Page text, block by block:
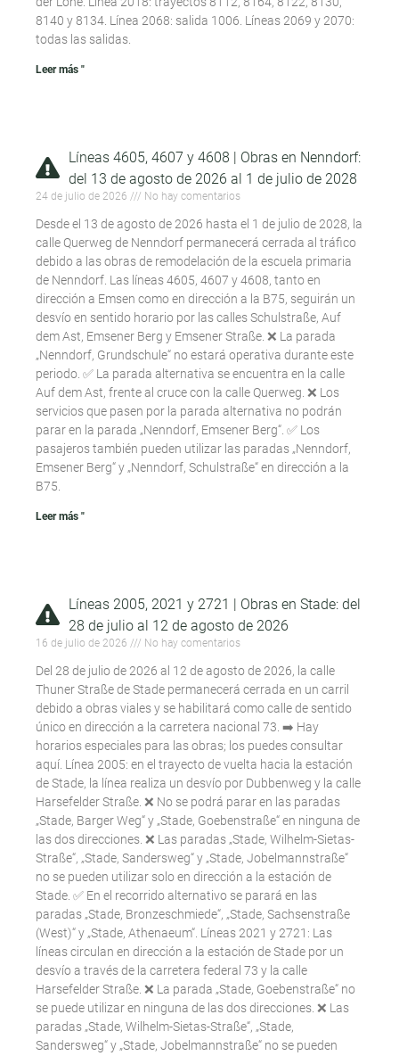
8140 y 8134. Línea 2068: salida 1006. Líneas 2069 y 2070:
todas las salidas.
Leer más "
Líneas 4605, 4607 y 4608 | Obras en Nenndorf:
del 13 de agosto de 2026 al 1 de julio de 2028
24 de julio de 2026 No hay comentarios
Desde el 13 de agosto de 2026 hasta el 1 de julio de 2028, la
calle Querweg de Nenndorf permanecerá cerrada al tráfico
debido a las obras de remodelación de la escuela primaria
de Nenndorf. Las líneas 4605, 4607 y 4608, tanto en
dirección a Emsen como en dirección a la B75, seguirán un
desvío en sentido horario por las calles Schulstraße, Auf
dem Ast, Emsener Berg y Emsener Straße. ❌ La parada
„Nenndorf, Grundschule“ no estará operativa durante este
periodo. ✅ La parada alternativa se encuentra en la calle
Auf dem Ast, frente al cruce con la calle Querweg. ❌ Los
servicios que pasen por la parada alternativa no podrán
parar en la parada „Nenndorf, Emsener Berg“. ✅ Los
pasajeros también pueden utilizar las paradas „Nenndorf,
Emsener Berg“ y „Nenndorf, Schulstraße“ en dirección a la
B75.
Leer más "
Líneas 2005, 2021 y 2721 | Obras en Stade: del
28 de julio al 12 de agosto de 2026
16 de julio de 2026 No hay comentarios
Del 28 de julio de 2026 al 12 de agosto de 2026, la calle
Thuner Straße de Stade permanecerá cerrada en un carril
debido a obras viales y se habilitará como calle de sentido
único en dirección a la carretera nacional 73. ➡️ Hay
horarios especiales para las obras; los puedes consultar
aquí. Línea 2005: en el trayecto de vuelta hacia la estación
de Stade, la línea realiza un desvío por Dubbenweg y la calle
Harsefelder Straße. ❌ No se podrá parar en las paradas
„Stade, Barger Weg“ y „Stade, Goebenstraße“ en ninguna de
las dos direcciones. ❌ Las paradas „Stade, Wilhelm-Sietas-
Straße“, „Stade, Sandersweg“ y „Stade, Jobelmannstraße“
no se pueden utilizar solo en dirección a la estación de
Stade. ✅ En el recorrido alternativo se parará en las
paradas „Stade, Bronzeschmiede“, „Stade, Sachsenstraße
(West)“ y „Stade, Athenaeum“. Líneas 2021 y 2721: Las
líneas circulan en dirección a la estación de Stade por un
desvío a través de la carretera federal 73 y la calle
Harsefelder Straße. ❌ La parada „Stade, Goebenstraße“ no
se puede utilizar en ninguna de las dos direcciones. ❌ Las
paradas „Stade, Wilhelm-Sietas-Straße“, „Stade,
Sandersweg“ y „Stade, Jobelmannstraße“ no se pueden